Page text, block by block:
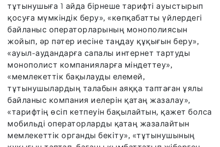
тұтынушыға 1 айда бірнеше тарифті ауыстырып
қосуға мүмкіндік беру», «көпқабатты үйлердегі
байланыс операторларының монополиясын
жойып, әр пәтер иесіне таңдау құқығын беру»,
«ауыл-аудандарға сапалы интернет тартуды
монополист компанияларға міндеттеу»,
«мемлекеттік бақылауды елемей,
тұтынушылардың талабын аяққа таптаған ұялы
байланыс компания иелерін қатаң жазалау»,
«тарифтің өсіп кетпеуін бақылайтын, қажет болса
мобильді операторларды қатаң жазалайтын
мемлекеттік органды бекіту», «тұтынушының